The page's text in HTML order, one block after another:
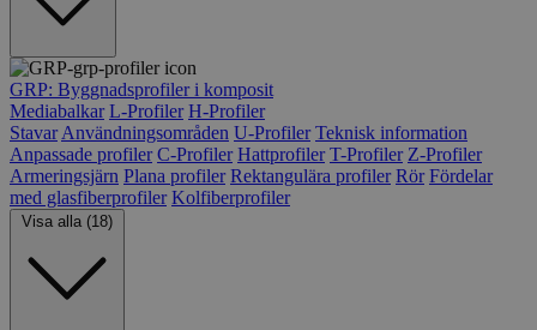
GRP: Byggnadsprofiler i komposit
Mediabalkar L-Profiler H-Profiler
Stavar Användningsområden U-Profiler Teknisk information
Anpassade profiler C-Profiler Hattprofiler T-Profiler Z-Profiler
Armeringsjärn Plana profiler Rektangulära profiler Rör Fördelar
med glasfiberprofiler Kolfiberprofiler
Visa alla (18)